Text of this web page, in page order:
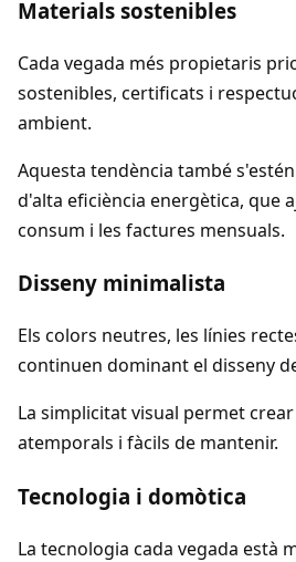
Materials sostenibles
Cada vegada més propietaris
sostenibles, certificats i
ambient.
Aquesta tendència també
d'alta eficiència energètica, que
consum i les factures mensuals.
Disseny minimalista
Els colors neutres, les línies
continuen dominant el disseny
La simplicitat visual permet
atemporals i fàcils de mantenir.
Tecnologia i domòtica
La tecnologia cada vegada està